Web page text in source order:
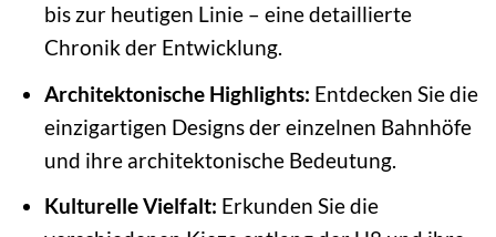
bis zur heutigen Linie – eine detaillierte
Chronik der Entwicklung.
Architektonische Highlights: Entdecken Sie die
einzigartigen Designs der einzelnen Bahnhöfe
und ihre architektonische Bedeutung.
Kulturelle Vielfalt: Erkunden Sie die